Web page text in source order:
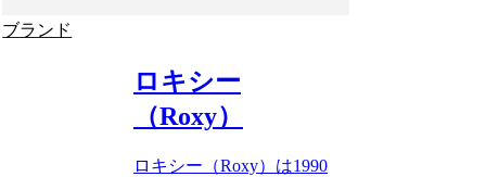
ブランド
ロキシー
（Roxy）
ロキシー（Roxy）は1990